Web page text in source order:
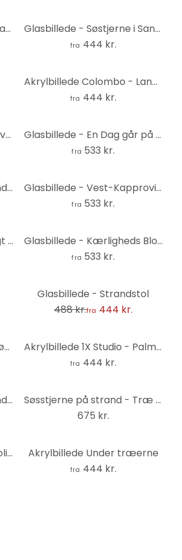
Akrylbillede Kandinsky - Klar forbindelse Glasbillede - Søstjerne i Sandet - Rund
fra 444 kr.
Akrylbillede Colombo - Land i sigte
fra 444 kr.
Akrylbillede-ferie på Maldiverne Glasbillede - En Dag går på Hæld
fra 533 kr.
Akrylbillede Søstjerne i sandet Glasbillede - Vest-Kapprovinsen
fra 533 kr.
Akrylbillede med kystudsigt - 60x40 cm
Glasbillede - Kærligheds Blomster
fra 533 kr.
Glasbillede - Strandstol
488 kr.fra 444 kr.
Akrylbillede Valverde - Grøn frø Akrylbillede 1X Studio - Palmer
fra 444 kr.
Alu-Dibond 3D-optik - Rund - Ocean Life – print på aluminium (Alu-Dibond)
Søsstjerne på strand - Træ print
675 kr.
Glasbillede - Havkyst en rolig Aften Akrylbillede Under træerne
fra 444 kr.